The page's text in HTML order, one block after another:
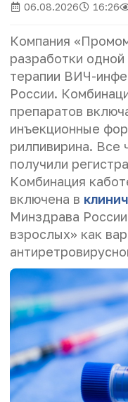
06.08.2026 16:26
Компания
разработки
терапии ВИЧ-
России.
препаратов
инъекционные
рилпивирина. Все
получили
Комбинация
включена в
Минздрава
взрослых» как